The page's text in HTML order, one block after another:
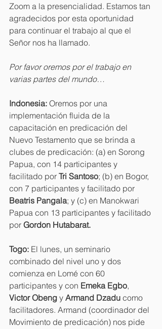
Zoom a la presencialidad. Estamos tan
agradecidos por esta oportunidad
para continuar el trabajo al que el
Señor nos ha llamado.
Por favor oremos por el trabajo en
varias partes del mundo…
Indonesia: Oremos por una
implementación fluida de la
capacitación en predicación del
Nuevo Testamento que se brinda a
clubes de predicación: (a) en Sorong
Papua, con 14 participantes y
facilitado por Tri Santoso; (b) en Bogor,
con 7 participantes y facilitado por
Beatris Pangala; y (c) en Manokwari
Papua con 13 participantes y facilitado
por Gordon Hutabarat.
Togo: El lunes, un seminario
combinado del nivel uno y dos
comienza en Lomé con 60
participantes y con Emeka Egbo,
Victor Obeng y Armand Dzadu como
facilitadores. Armand (coordinador del
Movimiento de predicación) nos pide